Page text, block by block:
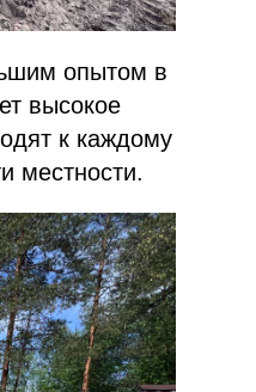
опытом в
высокое
к каждому
местности.